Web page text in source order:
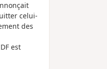
celui-
des
est